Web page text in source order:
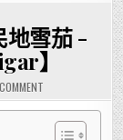
地雪茄 -
】
【古
巴